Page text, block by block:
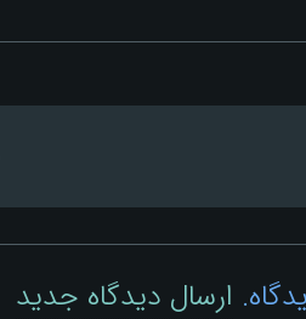
. ارسال دیدگاه جدید